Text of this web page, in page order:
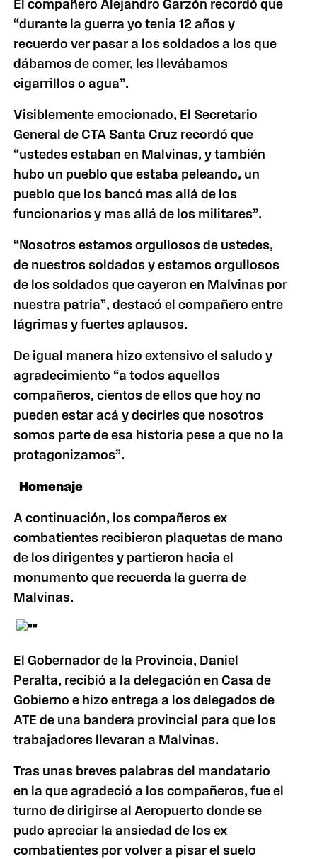
El compañero Alejandro Garzón recordó que
“durante la guerra yo tenia 12 años y
recuerdo ver pasar a los soldados a los que
dábamos de comer, les llevábamos
cigarrillos o agua”.
Visiblemente emocionado, El Secretario
General de CTA Santa Cruz recordó que
“ustedes estaban en Malvinas, y también
hubo un pueblo que estaba peleando, un
pueblo que los bancó mas allá de los
funcionarios y mas allá de los militares”.
“Nosotros estamos orgullosos de ustedes,
de nuestros soldados y estamos orgullosos
de los soldados que cayeron en Malvinas por
nuestra patria”, destacó el compañero entre
lágrimas y fuertes aplausos.
De igual manera hizo extensivo el saludo y
agradecimiento “a todos aquellos
compañeros, cientos de ellos que hoy no
pueden estar acá y decirles que nosotros
somos parte de esa historia pese a que no la
protagonizamos”.
Homenaje
A continuación, los compañeros ex
combatientes recibieron plaquetas de mano
de los dirigentes y partieron hacia el
monumento que recuerda la guerra de
Malvinas.
El Gobernador de la Provincia, Daniel
Peralta, recibió a la delegación en Casa de
Gobierno e hizo entrega a los delegados de
ATE de una bandera provincial para que los
trabajadores llevaran a Malvinas.
Tras unas breves palabras del mandatario
en la que agradeció a los compañeros, fue el
turno de dirigirse al Aeropuerto donde se
pudo apreciar la ansiedad de los ex
combatientes por volver a pisar el suelo